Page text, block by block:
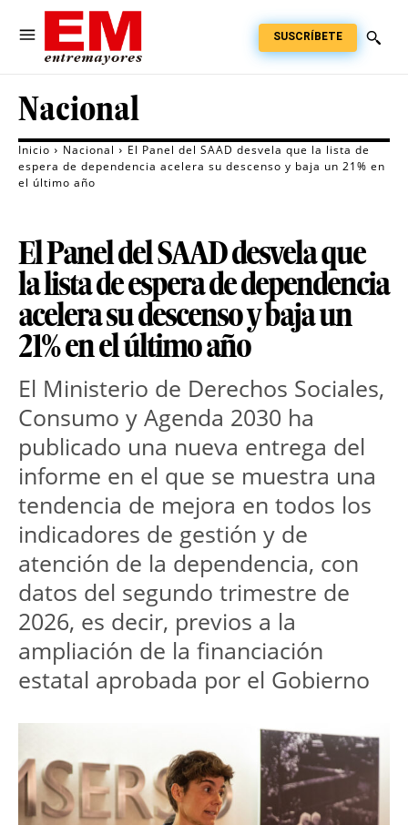
SUSCRÍBETE
Nacional
Inicio Nacional
El Panel del SAAD desvela que la lista de
espera de dependencia acelera su descenso y baja un 21% en
el último año
El Panel del SAAD desvela que
la lista de espera de dependencia
acelera su descenso y baja un
21% en el último año
El Ministerio de Derechos Sociales,
Consumo y Agenda 2030 ha
publicado una nueva entrega del
informe en el que se muestra una
tendencia de mejora en todos los
indicadores de gestión y de
atención de la dependencia, con
datos del segundo trimestre de
2026, es decir, previos a la
ampliación de la financiación